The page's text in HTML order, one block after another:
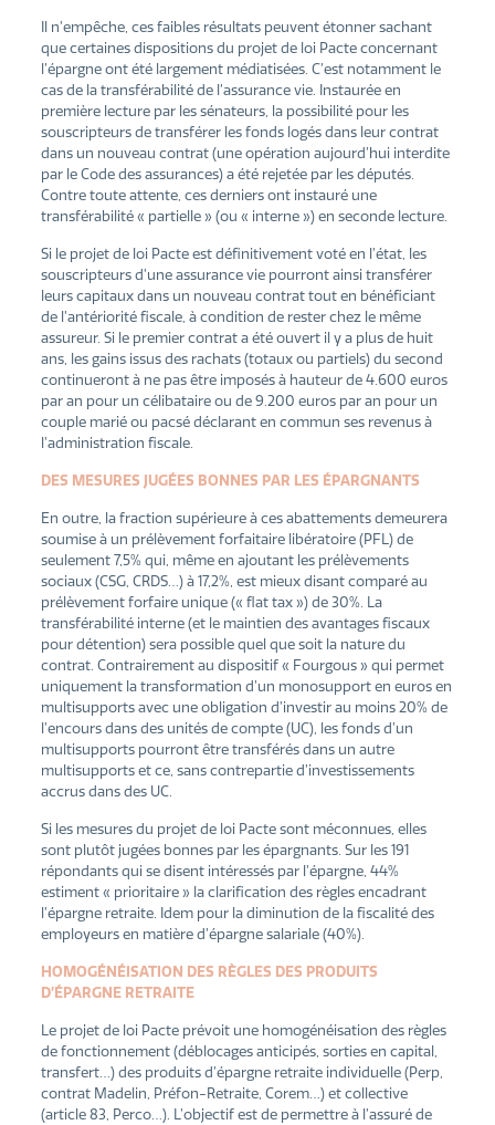
Il n’empêche, ces faibles résultats peuvent étonner sachant
que certaines dispositions du projet de loi Pacte concernant
l’épargne ont été largement médiatisées. C’est notamment le
cas de la transférabilité de l’assurance vie. Instaurée en
première lecture par les sénateurs, la possibilité pour les
souscripteurs de transférer les fonds logés dans leur contrat
dans un nouveau contrat (une opération aujourd’hui interdite
par le Code des assurances) a été rejetée par les députés.
Contre toute attente, ces derniers ont instauré une
transférabilité « partielle » (ou « interne ») en seconde lecture.
Si le projet de loi Pacte est définitivement voté en l’état, les
souscripteurs d’une assurance vie pourront ainsi transférer
leurs capitaux dans un nouveau contrat tout en bénéficiant
de l’antériorité fiscale, à condition de rester chez le même
assureur. Si le premier contrat a été ouvert il y a plus de huit
ans, les gains issus des rachats (totaux ou partiels) du second
continueront à ne pas être imposés à hauteur de 4.600 euros
par an pour un célibataire ou de 9.200 euros par an pour un
couple marié ou pacsé déclarant en commun ses revenus à
l’administration fiscale.
DES MESURES JUGÉES BONNES PAR LES ÉPARGNANTS
En outre, la fraction supérieure à ces abattements demeurera
soumise à un prélèvement forfaitaire libératoire (PFL) de
seulement 7,5% qui, même en ajoutant les prélèvements
sociaux (CSG, CRDS…) à 17,2%, est mieux disant comparé au
prélèvement forfaire unique (« flat tax ») de 30%. La
transférabilité interne (et le maintien des avantages fiscaux
pour détention) sera possible quel que soit la nature du
contrat. Contrairement au dispositif « Fourgous » qui permet
uniquement la transformation d’un monosupport en euros en
multisupports avec une obligation d’investir au moins 20% de
l’encours dans des unités de compte (UC), les fonds d’un
multisupports pourront être transférés dans un autre
multisupports et ce, sans contrepartie d’investissements
accrus dans des UC.
Si les mesures du projet de loi Pacte sont méconnues, elles
sont plutôt jugées bonnes par les épargnants. Sur les 191
répondants qui se disent intéressés par l’épargne, 44%
estiment « prioritaire » la clarification des règles encadrant
l’épargne retraite. Idem pour la diminution de la fiscalité des
employeurs en matière d’épargne salariale (40%).
HOMOGÉNÉISATION DES RÈGLES DES PRODUITS
D’ÉPARGNE RETRAITE
Le projet de loi Pacte prévoit une homogénéisation des règles
de fonctionnement (déblocages anticipés, sorties en capital,
transfert…) des produits d’épargne retraite individuelle (Perp,
contrat Madelin, Préfon-Retraite, Corem…) et collective
(article 83, Perco…). L’objectif est de permettre à l’assuré de